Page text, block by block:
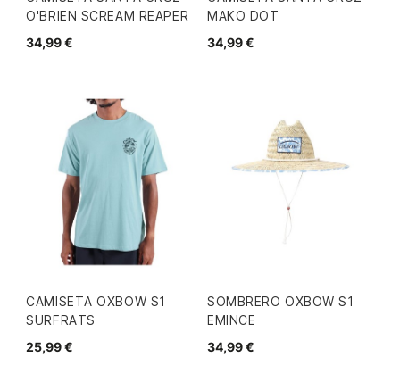
O'BRIEN SCREAM REAPER
34,99 €
MAKO DOT
34,99 €
CAMISETA OXBOW S1
SURFRATS
25,99 €
SOMBRERO OXBOW S1
EMINCE
34,99 €